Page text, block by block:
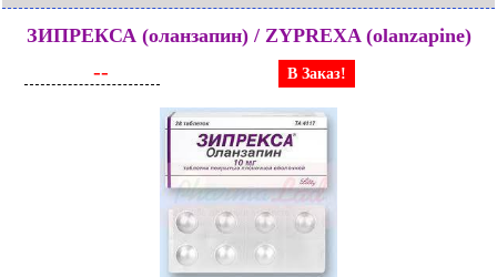
ЗИПРЕКСА (оланзапин) / ZYPREXA (olanzapine)
-- В Заказ!